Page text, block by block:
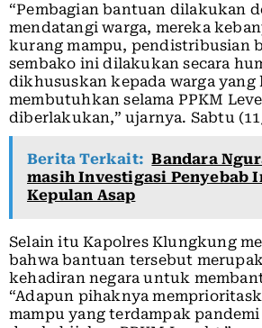
“Pembagian bantuan dilakukan
mendatangi warga, mereka
kurang mampu, pendistribusian
sembako ini dilakukan secara
dikhususkan kepada warga yang
membutuhkan selama PPKM
diberlakukan,” ujarnya. Sabtu
Berita Terkait: Bandara
masih Investigasi Penyebab
Kepulan Asap
Selain itu Kapolres Klungkung
bahwa bantuan tersebut
kehadiran negara untuk
“Adapun pihaknya
mampu yang terdampak